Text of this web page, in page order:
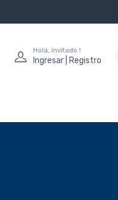
Hola, invitado !
Ingresar | Registro